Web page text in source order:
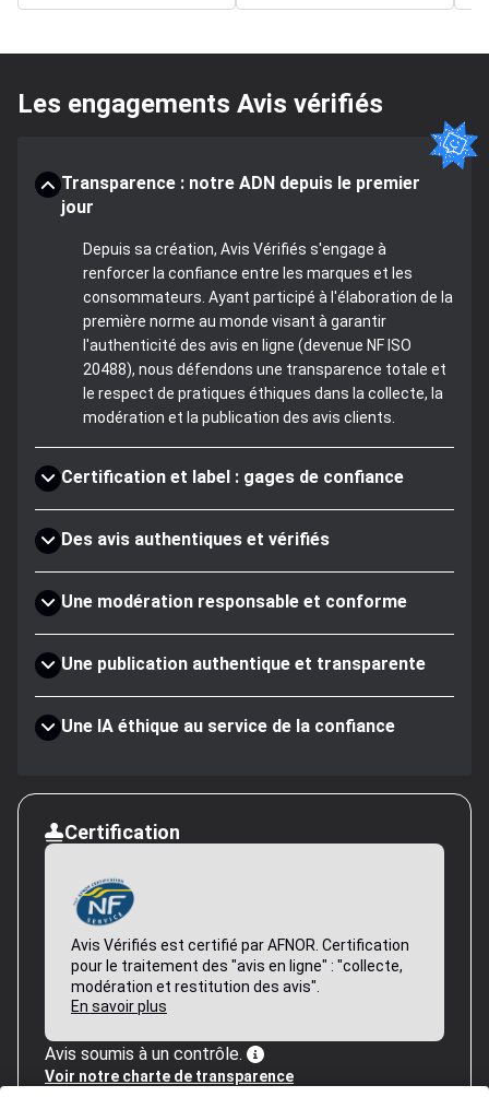
Les engagements Avis vérifiés
Transparence : notre ADN depuis le premier
jour
Depuis sa création, Avis Vérifiés s'engage à
renforcer la confiance entre les marques et les
consommateurs. Ayant participé à l'élaboration de la
première norme au monde visant à garantir
l'authenticité des avis en ligne (devenue NF ISO
20488), nous défendons une transparence totale et
le respect de pratiques éthiques dans la collecte, la
modération et la publication des avis clients.
Certification et label : gages de confiance
Des avis authentiques et vérifiés
Une modération responsable et conforme
Une publication authentique et transparente
Une IA éthique au service de la confiance
Certification
Avis Vérifiés est certifié par AFNOR. Certification
pour le traitement des "avis en ligne" : "collecte,
modération et restitution des avis".
En savoir plus
Avis soumis à un contrôle.
Voir notre charte de transparence